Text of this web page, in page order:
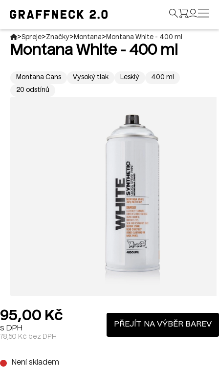
>Spreje>Značky>Montana>Montana White - 400 ml
Montana White - 400 ml
Montana Cans Vysoký tlak Lesklý
400 ml
20 odstínů
95,00 Kč
s DPH
78,50 Kč bez DPH
PŘEJÍT NA VÝBĚR BAREV
Není skladem